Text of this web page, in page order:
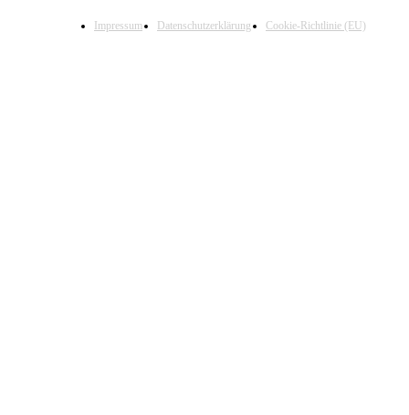
Impressum Datenschutzerklärung Cookie-Richtlinie (EU)